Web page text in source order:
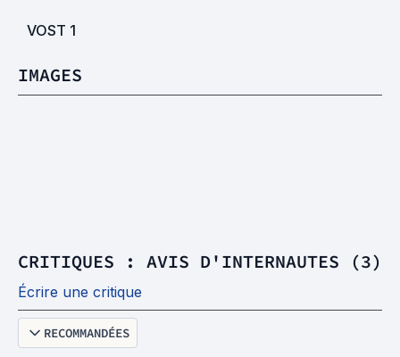
VOST 1
IMAGES
CRITIQUES : AVIS D'INTERNAUTES (3)
Écrire une critique
RECOMMANDÉES